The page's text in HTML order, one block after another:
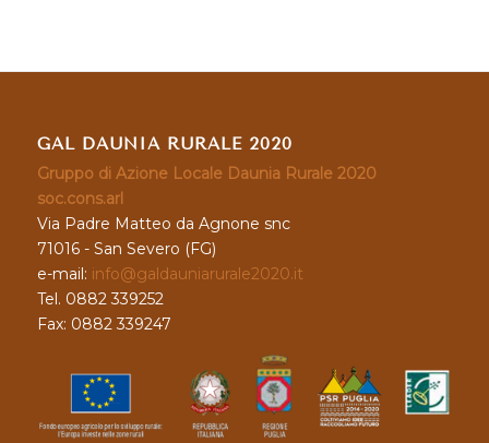
GAL DAUNIA RURALE 2020
Gruppo di Azione Locale Daunia Rurale 2020
soc.cons.arl
Via Padre Matteo da Agnone snc
71016 - San Severo (FG)
e-mail: info@galdauniarurale2020.it
Tel. 0882 339252
Fax: 0882 339247